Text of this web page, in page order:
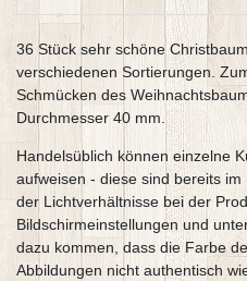
36 Stück sehr schöne
verschiedenen Sortierungen.
Schmücken des
Durchmesser 40 mm.
Handelsüblich können einzelne
aufweisen - diese sind bereits
der Lichtverhältnisse bei der
Bildschirmeinstellungen und
dazu kommen, dass die Farbe
Abbildungen nicht authentisch